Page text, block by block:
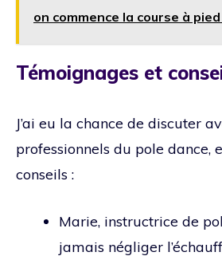
on commence la course à pied
Témoignages et
J’ai eu la chance de discuter
professionnels du pole dance,
conseils :
Marie, instructrice de
jamais négliger